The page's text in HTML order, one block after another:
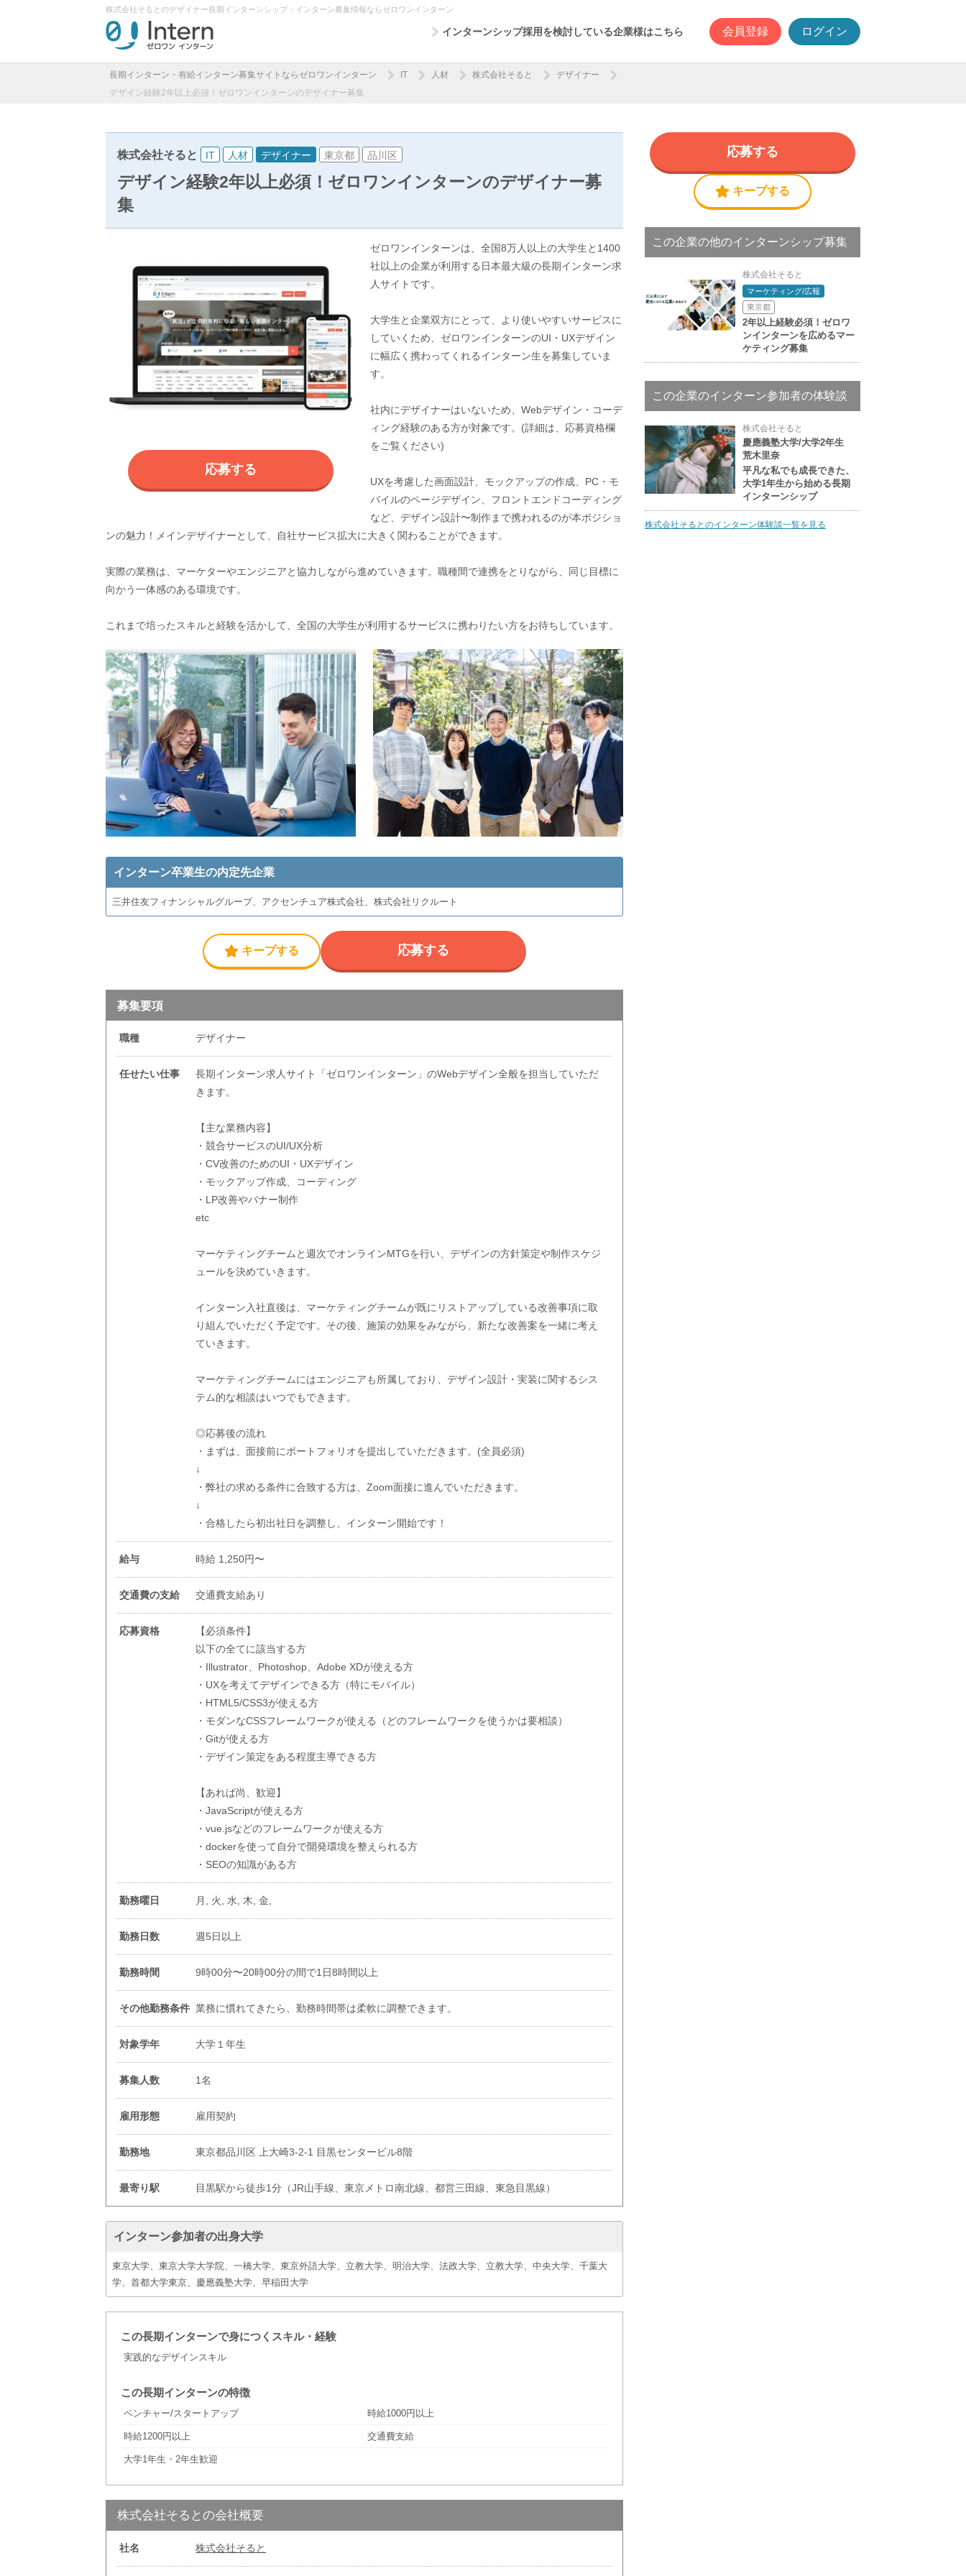
株式会社そるとのデザイナー長期インターンシップ・インターン募集情報ならゼロワンインターン
インターンシップ採用を検討している企業様はこちら 会員登録 ログイン
長期インターン・有給インターン募集サイトならゼロワンインターン IT 人材 株式会社そると
デザイナー
デザイン経験2年以上必須！ゼロワンインターンのデザイナー募集
株式会社そると IT 人材 デザイナー 東京都 品川区
デザイン経験2年以上必須！ゼロワンインターンのデザイナー募
集
応募する
ゼロワンインターンは、全国8万人以上の大学生と1400
社以上の企業が利用する日本最大級の長期インターン求
人サイトです。
大学生と企業双方にとって、より使いやすいサービスに
していくため、ゼロワンインターンのUI・UXデザイン
に幅広く携わってくれるインターン生を募集していま
す。
社内にデザイナーはいないため、Webデザイン・コーデ
ィング経験のある方が対象です。(詳細は、応募資格欄
をご覧ください)
UXを考慮した画面設計、モックアップの作成、PC・モ
バイルのページデザイン、フロントエンドコーディング
など、デザイン設計〜制作まで携われるのが本ポジショ
ンの魅力！メインデザイナーとして、自社サービス拡大に大きく関わることができます。
実際の業務は、マーケターやエンジニアと協力しながら進めていきます。職種間で連携をとりながら、同じ目標に
向かう一体感のある環境です。
これまで培ったスキルと経験を活かして、全国の大学生が利用するサービスに携わりたい方をお待ちしています。
インターン卒業生の内定先企業
三井住友フィナンシャルグループ、アクセンチュア株式会社、株式会社リクルート
キープする 応募する
募集要項
職種 デザイナー
任せたい仕事
長期インターン求人サイト「ゼロワンインターン」のWebデザイン全般を担当していただ
きます。
【主な業務内容】
・競合サービスのUI/UX分析
・CV改善のためのUI・UXデザイン
・モックアップ作成、コーディング
・LP改善やバナー制作
etc
マーケティングチームと週次でオンラインMTGを行い、デザインの方針策定や制作スケジ
ュールを決めていきます。
インターン入社直後は、マーケティングチームが既にリストアップしている改善事項に取
り組んでいただく予定です。その後、施策の効果をみながら、新たな改善案を一緒に考え
ていきます。
マーケティングチームにはエンジニアも所属しており、デザイン設計・実装に関するシス
テム的な相談はいつでもできます。
◎応募後の流れ
・まずは、面接前にポートフォリオを提出していただきます。(全員必須)
↓
・弊社の求める条件に合致する方は、Zoom面接に進んでいただきます。
↓
・合格したら初出社日を調整し、インターン開始です！
給与 時給 1,250円〜
交通費の支給 交通費支給あり
応募資格
【必須条件】
以下の全てに該当する方
・Illustrator、Photoshop、Adobe XDが使える方
・UXを考えてデザインできる方（特にモバイル）
・HTML5/CSS3が使える方
・モダンなCSSフレームワークが使える（どのフレームワークを使うかは要相談）
・Gitが使える方
・デザイン策定をある程度主導できる方
【あれば尚、歓迎】
・JavaScriptが使える方
・vue.jsなどのフレームワークが使える方
・dockerを使って自分で開発環境を整えられる方
・SEOの知識がある方
勤務曜日 月, 火, 水, 木, 金,
勤務日数 週5日以上
勤務時間 9時00分〜20時00分の間で1日8時間以上
その他勤務条件 業務に慣れてきたら、勤務時間帯は柔軟に調整できます。
対象学年 大学１年生
募集人数 1名
雇用形態 雇用契約
勤務地 東京都品川区 上大崎3-2-1 目黒センタービル8階
最寄り駅 目黒駅から徒歩1分（JR山手線、東京メトロ南北線、都営三田線、東急目黒線）
インターン参加者の出身大学
東京大学、東京大学大学院、一橋大学、東京外語大学、立教大学、明治大学、法政大学、立教大学、中央大学、千葉大
学、首都大学東京、慶應義塾大学、早稲田大学
この長期インターンで身につくスキル・経験
実践的なデザインスキル
この長期インターンの特徴
ベンチャー/スタートアップ 時給1000円以上
時給1200円以上 交通費支給
大学1年生・2年生歓迎
株式会社そるとの会社概要
社名 株式会社そると
キープする
応募する
この企業の他のインターンシップ募集
株式会社そると
マーケティング/広報
東京都
2年以上経験必須！ゼロワ
ンインターンを広めるマー
ケティング募集
この企業のインターン参加者の体験談
株式会社そると
慶應義塾大学/大学2年生
荒木里奈
平凡な私でも成長できた、
大学1年生から始める長期
インターンシップ
株式会社そるとのインターン体験談一覧を見る